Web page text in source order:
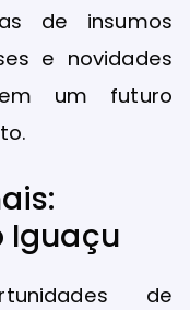
de insumos
e novidades
um futuro
Iguaçu
de